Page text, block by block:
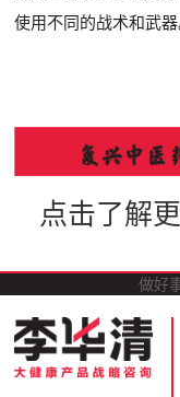
使用不同的战术和武器
点击了解
做好